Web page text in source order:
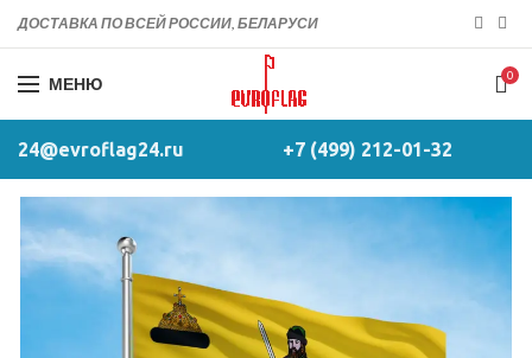
ДОСТАВКА ПО ВСЕЙ РОССИИ, БЕЛАРУСИ
МЕНЮ 0
24@evroflag24.ru +7 (499) 212-01-32